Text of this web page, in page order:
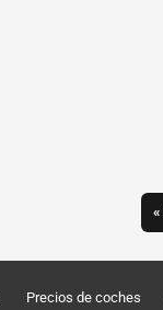
«
Precios de coches